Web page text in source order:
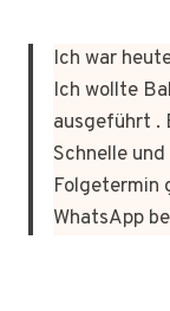
Ich war
Ich wollte
ausgeführt .
Schnelle
Folgetermin
WhatsApp